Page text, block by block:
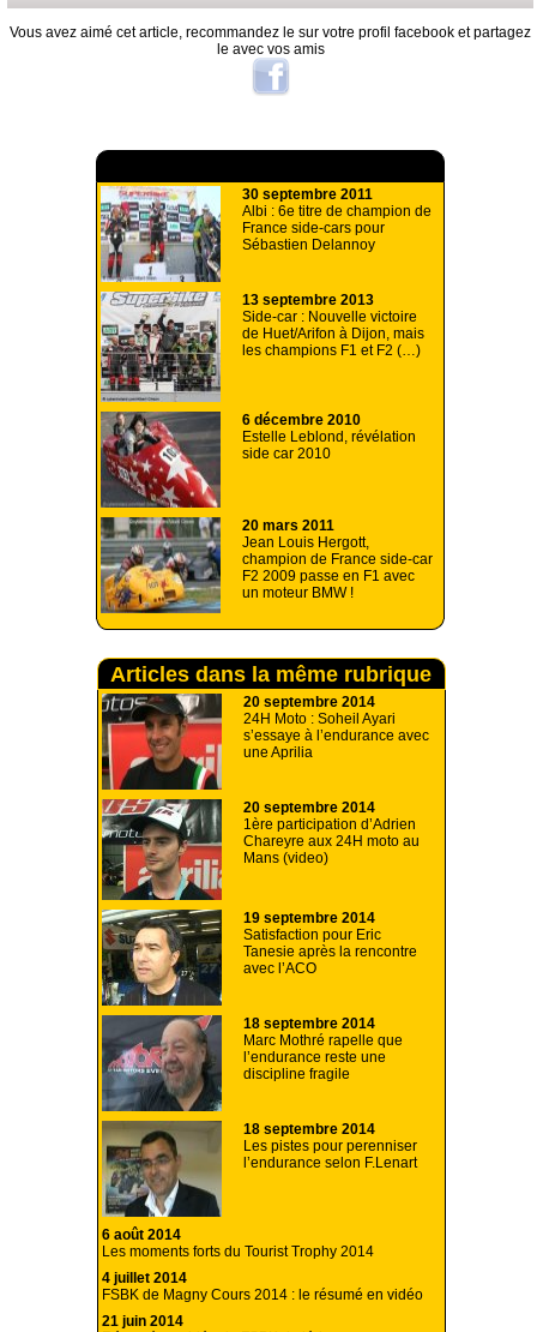
Vous avez aimé cet article, recommandez le sur votre profil facebook et partagez
le avec vos amis
30 septembre 2011
Albi : 6e titre de champion de
France side-cars pour
Sébastien Delannoy
13 septembre 2013
Side-car : Nouvelle victoire
de Huet/Arifon à Dijon, mais
les champions F1 et F2 (…)
6 décembre 2010
Estelle Leblond, révélation
side car 2010
20 mars 2011
Jean Louis Hergott,
champion de France side-car
F2 2009 passe en F1 avec
un moteur BMW !
Articles dans la même rubrique
20 septembre 2014
24H Moto : Soheil Ayari
s’essaye à l’endurance avec
une Aprilia
20 septembre 2014
1ère participation d’Adrien
Chareyre aux 24H moto au
Mans (video)
19 septembre 2014
Satisfaction pour Eric
Tanesie après la rencontre
avec l’ACO
18 septembre 2014
Marc Mothré rapelle que
l’endurance reste une
discipline fragile
18 septembre 2014
Les pistes pour perenniser
l’endurance selon F.Lenart
6 août 2014
Les moments forts du Tourist Trophy 2014
4 juillet 2014
FSBK de Magny Cours 2014 : le résumé en vidéo
21 juin 2014